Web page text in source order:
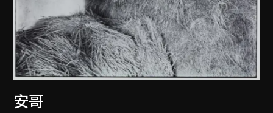
安哥